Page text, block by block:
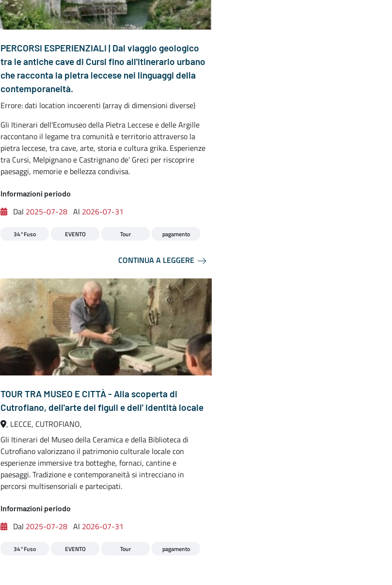
PERCORSI ESPERIENZIALI | Dal viaggio geologico
tra le antiche cave di Cursi fino all'itinerario urbano
che racconta la pietra leccese nei linguaggi della
contemporaneità.
Errore: dati location incoerenti (array di dimensioni diverse)
Gli Itinerari dell'Ecomuseo della Pietra Leccese e delle Argille
raccontano il legame tra comunità e territorio attraverso la
pietra leccese, tra cave, arte, storia e cultura grika. Esperienze
tra Cursi, Melpignano e Castrignano de' Greci per riscoprire
paesaggi, memorie e bellezza condivisa.
Informazioni periodo
Dal 2025-07-28 Al 2026-07-31
34°Fuso EVENTO Tour pagamento
CONTINUA A LEGGERE
TOUR TRA MUSEO E CITTÀ - Alla scoperta di
Cutrofiano, dell'arte dei figuli e dell' identità locale
, LECCE, CUTROFIANO,
Gli Itinerari del Museo della Ceramica e della Biblioteca di
Cutrofiano valorizzano il patrimonio culturale locale con
esperienze immersive tra botteghe, fornaci, cantine e
paesaggi. Tradizione e contemporaneità si intrecciano in
percorsi multisensoriali e partecipati.
Informazioni periodo
Dal 2025-07-28 Al 2026-07-31
34°Fuso EVENTO Tour pagamento